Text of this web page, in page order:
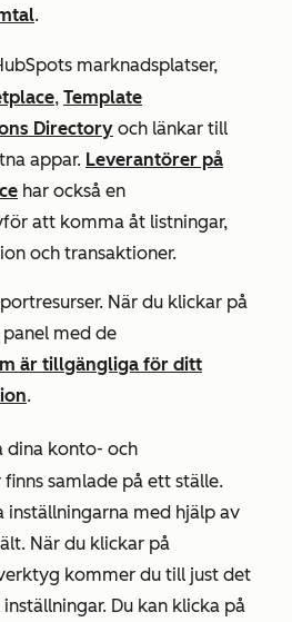
.
marknadsplatser,
, Template
Directory och länkar till
appar. Leverantörer på
har också en
för att komma åt listningar,
och transaktioner.
När du klickar på
med de
är tillgängliga för ditt
.
dina konto- och
samlade på ett ställe.
inställningarna med hjälp av
När du klickar på
kommer du till just det
Du kan klicka på